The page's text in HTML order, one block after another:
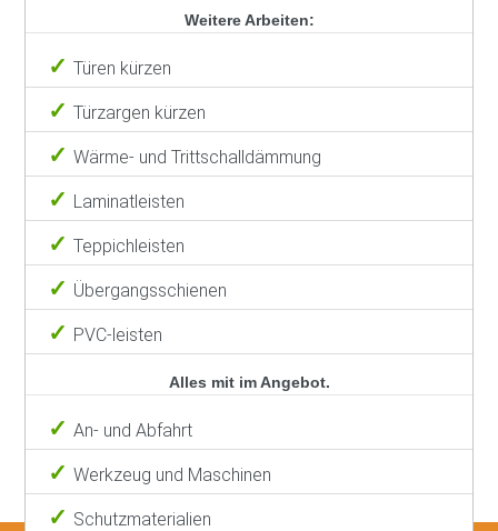
Weitere Arbeiten:
Türen kürzen
Türzargen kürzen
Wärme- und Trittschalldämmung
Laminatleisten
Teppichleisten
Übergangsschienen
PVC-leisten
Alles mit im Angebot.
An- und Abfahrt
Werkzeug und Maschinen
Schutzmaterialien